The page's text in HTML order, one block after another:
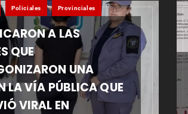
Policiales Provinciales
A LAS
QUE
UNA
LA VÍA PÚBLICA QUE
VIRAL EN